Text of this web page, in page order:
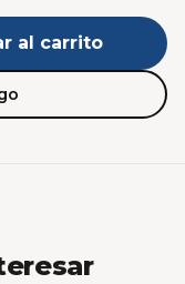
al carrito